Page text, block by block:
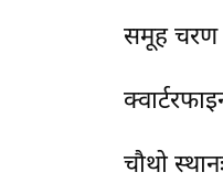
समूह
चौथो